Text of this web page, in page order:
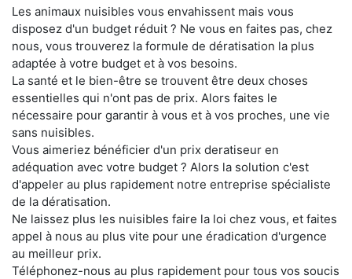
Les animaux nuisibles vous envahissent mais vous
disposez d'un budget réduit ? Ne vous en faites pas, chez
nous, vous trouverez la formule de dératisation la plus
adaptée à votre budget et à vos besoins.
La santé et le bien-être se trouvent être deux choses
essentielles qui n'ont pas de prix. Alors faites le
nécessaire pour garantir à vous et à vos proches, une vie
sans nuisibles.
Vous aimeriez bénéficier d'un prix deratiseur en
adéquation avec votre budget ? Alors la solution c'est
d'appeler au plus rapidement notre entreprise spécialiste
de la dératisation.
Ne laissez plus les nuisibles faire la loi chez vous, et faites
appel à nous au plus vite pour une éradication d'urgence
au meilleur prix.
Téléphonez-nous au plus rapidement pour tous vos soucis